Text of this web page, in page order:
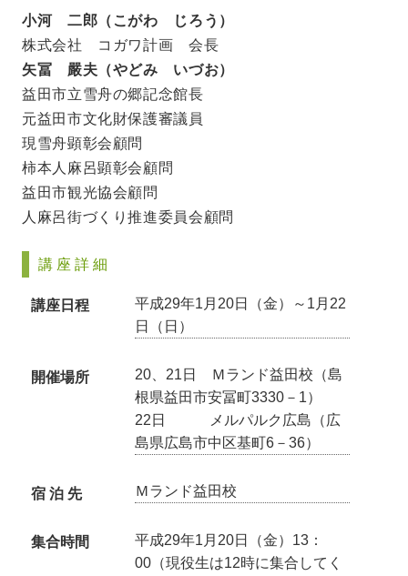
小河 二郎（こがわ じろう）
株式会社 コガワ計画 会長
矢冨 嚴夫（やどみ いづお）
益田市立雪舟の郷記念館長
元益田市文化財保護審議員
現雪舟顕彰会顧問
柿本人麻呂顕彰会顧問
益田市観光協会顧問
人麻呂街づくり推進委員会顧問
講 座 詳 細
講座日程
平成29年1月20日（金）～1月22
日（日）
開催場所
20、21日 Ｍランド益田校（島
根県益田市安冨町3330－1）
22日 メルパルク広島（広
島県広島市中区基町6－36）
宿 泊 先 Ｍランド益田校
集合時間
平成29年1月20日（金）13：
00（現役生は12時に集合してく